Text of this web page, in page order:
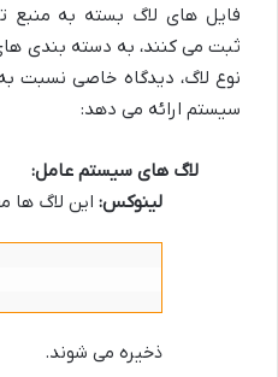
فایل های لاگ بسته به منبع
ثبت می کنند، به دسته بندی
نوع لاگ، دیدگاه خاصی نسبت
سیستم ارائه می دهد:
لاگ های سیستم عامل:
لینوکس: این لاگ ها
ذخیره می شوند.